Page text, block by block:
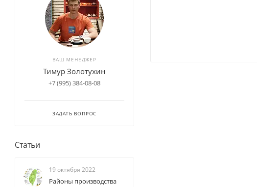
ВАШ МЕНЕДЖЕР
Тимур Золотухин
+7 (995) 384-08-08
ЗАДАТЬ ВОПРОС
Статьи
19 октября 2022
Районы производства